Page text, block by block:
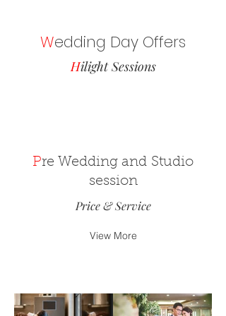
Wedding Day Offers
Hilight Sessions
Pre Wedding and Studio
session
Price & Service
View More